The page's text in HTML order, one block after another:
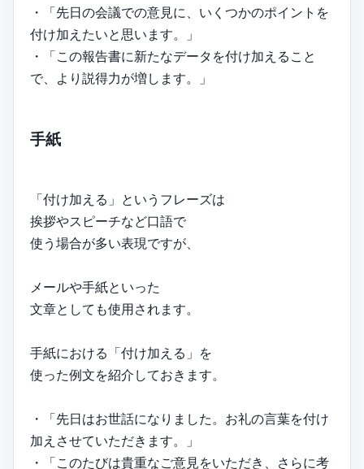
・「先日の会議での意見に、いくつかのポイントを
付け加えたいと思います。」
・「この報告書に新たなデータを付け加えること
で、より説得力が増します。」
手紙
「付け加える」というフレーズは
挨拶やスピーチなど口語で
使う場合が多い表現ですが、
メールや手紙といった
文章としても使用されます。
手紙における「付け加える」を
使った例文を紹介しておきます。
・「先日はお世話になりました。お礼の言葉を付け
加えさせていただきます。」
・「このたびは貴重なご意見をいただき、さらに考